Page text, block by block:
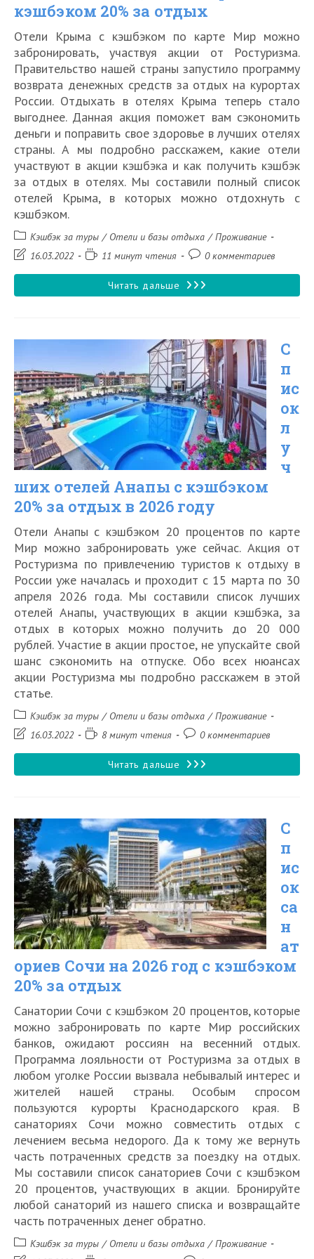
кэшбэком 20% за отдых
Отели Крыма с кэшбэком по карте Мир можно
забронировать, участвуя акции от Ростуризма.
Правительство нашей страны запустило программу
возврата денежных средств за отдых на курортах
России. Отдыхать в отелях Крыма теперь стало
выгоднее. Данная акция поможет вам сэкономить
деньги и поправить свое здоровье в лучших отелях
страны. А мы подробно расскажем, какие отели
участвуют в акции кэшбэка и как получить кэшбэк
за отдых в отелях. Мы составили полный список
отелей Крыма, в которых можно отдохнуть с
кэшбэком.
Рубрика
записи:
Кэшбэк за туры / Отели и базы отдыха / Проживание
Запись16.03.2022
Время11 минут чтения
Комментарии
записи:
0 комментариев
Читать дальше Список
2026
год
отелей
Крыма
с
кэшбэком
20%
за
отдых
С
п
ис
ок
л
у
ч
ших отелей Анапы с кэшбэком
20% за отдых в 2026 году
Отели Анапы с кэшбэком 20 процентов по карте
Мир можно забронировать уже сейчас. Акция от
Ростуризма по привлечению туристов к отдыху в
России уже началась и проходит с 15 марта по 30
апреля 2026 года. Мы составили список лучших
отелей Анапы, участвующих в акции кэшбэка, за
отдых в которых можно получить до 20 000
рублей. Участие в акции простое, не упускайте свой
шанс сэкономить на отпуске. Обо всех нюансах
акции Ростуризма мы подробно расскажем в этой
статье.
Рубрика
записи:
Кэшбэк за туры / Отели и базы отдыха / Проживание
Запись16.03.2022
Время8 минут чтения
Комментарии
записи:
0 комментариев
Читать дальше Список
Анапы
с
кэшбэком
20%
за
отдых
в
году
С
п
ис
ок
са
н
ат
ориев Сочи на 2026 год с кэшбэком
20% за отдых
Санатории Сочи с кэшбэком 20 процентов, которые
можно забронировать по карте Мир российских
банков, ожидают россиян на весенний отдых.
Программа лояльности от Ростуризма за отдых в
любом уголке России вызвала небывалый интерес и
жителей нашей страны. Особым спросом
пользуются курорты Краснодарского края. В
санаториях Сочи можно совместить отдых с
лечением весьма недорого. Да к тому же вернуть
часть потраченных средств за поездку на отдых.
Мы составили список санаториев Сочи с кэшбэком
20 процентов, участвующих в акции. Бронируйте
любой санаторий из нашего списка и возвращайте
часть потраченных денег обратно.
РубрикаКэшбэк за туры / Отели и базы отдыха / Проживание